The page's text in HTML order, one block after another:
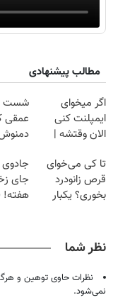
مطالب پیشنهادی
اگر میخوای
ایمپلنت کنی
الان وقتشه |
میلیون تومان!!!
شست
عمقی
تا کی می‌خوای
قرص زانودرد
بخوری؟ یکبار
جای
نظر شما
نظرات حاوی توهین و
نمی‌شود.